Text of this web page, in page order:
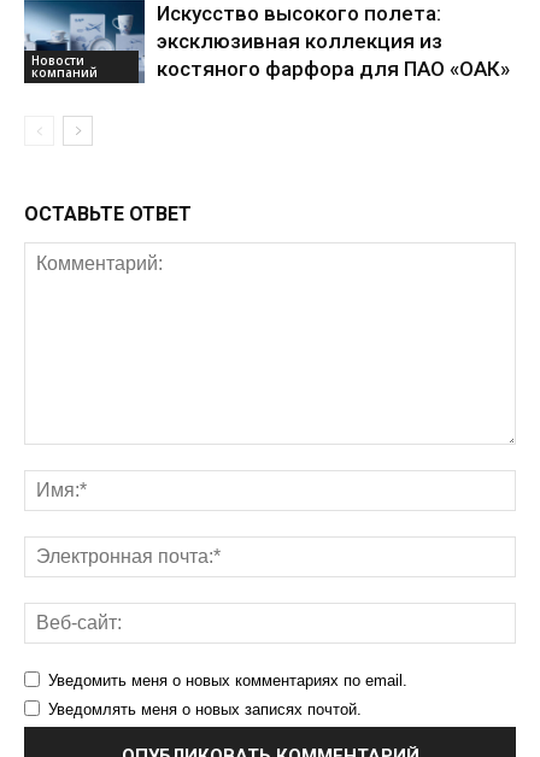
Новости
компаний
Искусство высокого полета:
эксклюзивная коллекция из
костяного фарфора для ПАО «ОАК»
ОСТАВЬТЕ ОТВЕТ
Уведомить меня о новых комментариях по email.
Уведомлять меня о новых записях почтой.